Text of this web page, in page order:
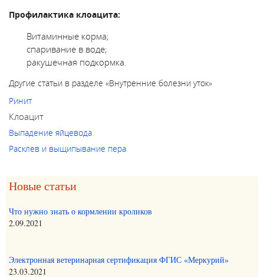
Профилактика клоацита:
Витаминные корма;
спаривание в воде;
ракушечная подкормка.
Другие статьи в разделе «Внутренние болезни уток»
Ринит
Клоацит
Выпадение яйцевода
Расклев и выщипывание пера
Новые статьи
Что нужно знать о кормлении кроликов
2.09.2021
Электронная ветеринарная сертификация ФГИС «Меркурий»
23.03.2021